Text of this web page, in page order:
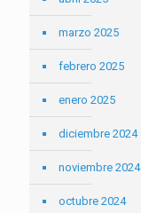
marzo 2025
febrero 2025
enero 2025
diciembre 2024
noviembre 2024
octubre 2024